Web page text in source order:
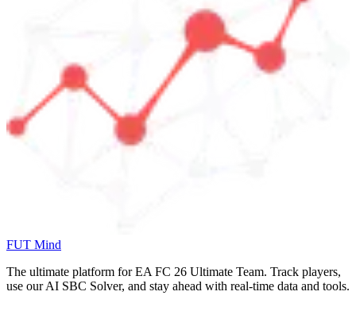
FUT Mind
The ultimate platform for EA FC 26 Ultimate Team. Track players,
use our AI SBC Solver, and stay ahead with real-time data and tools.